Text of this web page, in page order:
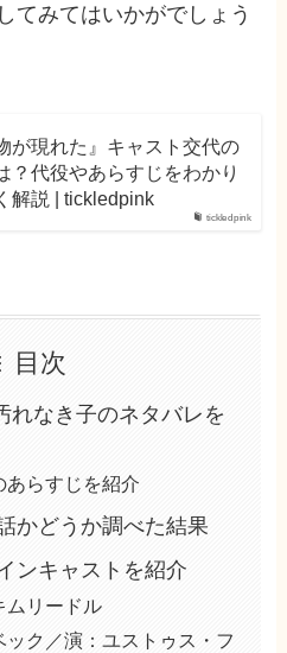
てみてはいかがでしょう
tickledpink
が現れた』キャスト交代の
？代役やあらすじをわかり
解説 | tickledpink
目次
れなき子のネタバレを
あらすじを紹介
かどうか調べた結果
ンキャストを紹介
ムリードル
ック／演：ユストゥス・フ